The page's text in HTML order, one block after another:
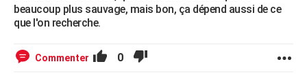
beaucoup plus sauvage, mais bon, ça dépend aussi de ce
que l'on recherche.
Commenter 0